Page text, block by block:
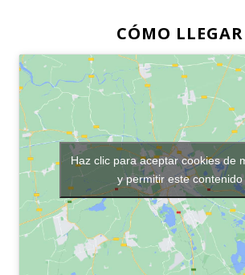
CÓMO LLEGAR
Haz clic para aceptar cookies de
y permitir este contenido